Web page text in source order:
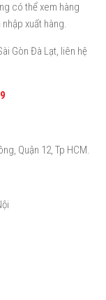
có thể xem hàng
xuất hàng.
Gòn Đà Lạt, liên hệ
Quận 12, Tp HCM.